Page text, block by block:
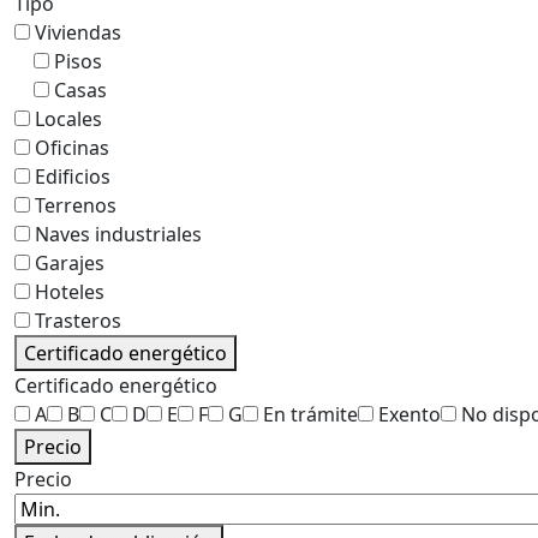
Viviendas
Pisos
Casas
Locales
Oficinas
Edificios
Terrenos
Naves industriales
Garajes
Hoteles
Trasteros
Certificado energético
Certificado energético
A
B C D E F G En trámite Exento
No
Precio
Precio